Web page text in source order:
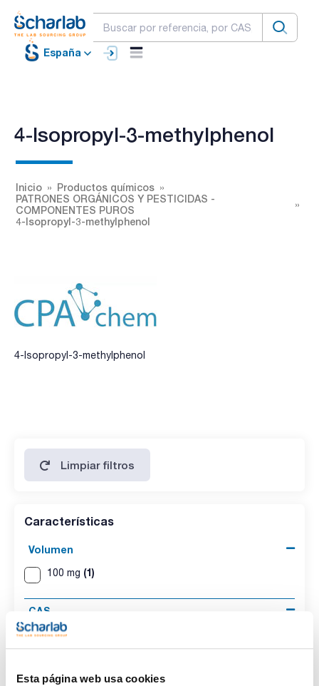
Esta página web usa cookies
España
4-Isopropyl-3-methylphenol
Inicio
Productos químicos
PATRONES ORGÁNICOS Y PESTICIDAS -
COMPONENTES PUROS
4-Isopropyl-3-methylphenol
4-Isopropyl-3-methylphenol
Limpiar filtros
Características
Volumen
100 mg (1)
CAS
[3228-02-2]